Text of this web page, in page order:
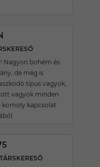
Nagyon bohém és
de még is
típus vagyok,
vagyok minden
komoly kapcsolat